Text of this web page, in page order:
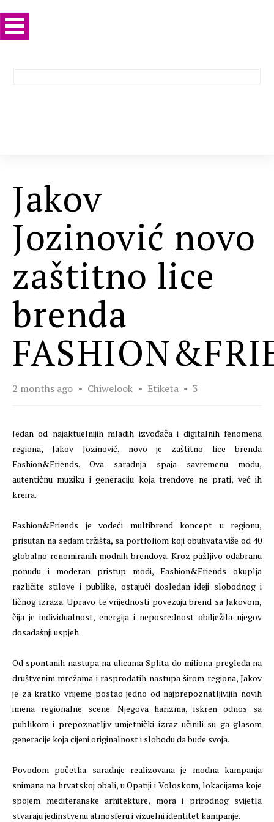
Jakov
Jozinović novo
zaštitno lice
brenda
2 months ago Chiwelook Etiketa 3
Jedan od najaktuelnijih mladih izvođača i digitalnih fenomena
regiona, Jakov Jozinović, novo je zaštitno lice brenda
Fashion&Friends. Ova saradnja spaja savremenu modu,
autentičnu muziku i generaciju koja trendove ne prati, već ih
kreira.
Fashion&Friends je vodeći multibrend koncept u regionu,
prisutan na sedam tržišta, sa portfoliom koji obuhvata više od 40
globalno renomiranih modnih brendova. Kroz pažljivo odabranu
ponudu i moderan pristup modi, Fashion&Friends okuplja
različite stilove i publike, ostajući dosledan ideji slobodnog i
ličnog izraza. Upravo te vrijednosti povezuju brend sa Jakovom,
čija je individualnost, energija i neposrednost obilježila njegov
dosadašnji uspjeh.
Od spontanih nastupa na ulicama Splita do miliona pregleda na
društvenim mrežama i rasprodatih nastupa širom regiona, Jakov
je za kratko vrijeme postao jedno od najprepoznatljivijih novih
imena regionalne scene. Njegova harizma, iskren odnos sa
publikom i prepoznatljiv umjetnički izraz učinili su ga glasom
generacije koja cijeni originalnost i slobodu da bude svoja.
Povodom početka saradnje realizovana je modna kampanja
snimana na hrvatskoj obali, u Opatiji i Voloskom, lokacijama koje
spojem mediteranske arhitekture, mora i prirodnog svijetla
stvaraju jedinstvenu atmosferu i vizuelni identitet kampanje.